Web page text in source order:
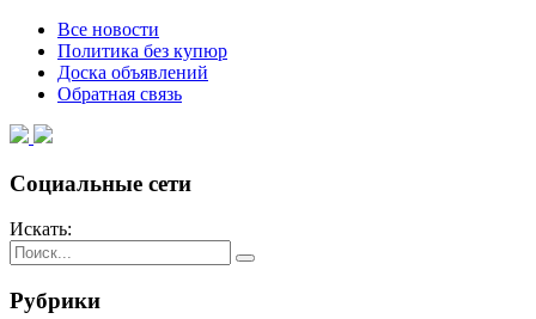
Все новости
Политика без купюр
Доска объявлений
Обратная связь
Социальные сети
Искать:
Рубрики